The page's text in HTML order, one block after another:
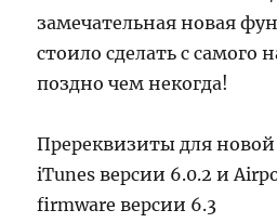
замечательная новая
стоило сделать с самого
поздно чем некогда!
Пререквизиты для
iTunes версии 6.0.2 и
firmware версии 6.3